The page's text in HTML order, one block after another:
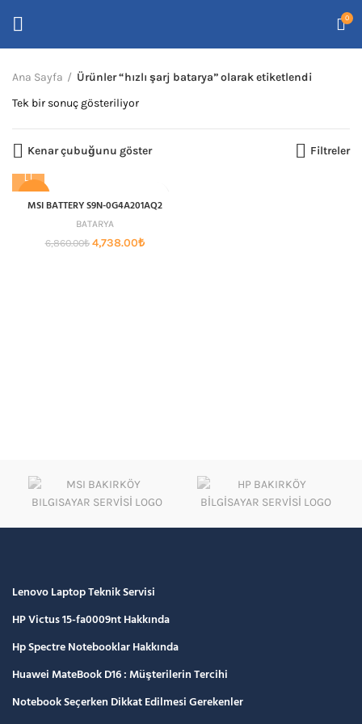
0
Ana Sayfa
Ürünler “hızlı şarj batarya” olarak etiketlendi
Tek bir sonuç gösteriliyor
Kenar çubuğunu göster Filtreler
MSI BATTERY S9N-0G4A201AQ2
BATARYA
6,860.00₺ Orijinal
4,738.00₺Şu
Lenovo Laptop Teknik Servisi
HP Victus 15-fa0009nt Hakkında
Hp Spectre Notebooklar Hakkında
Huawei MateBook D16 : Müşterilerin Tercihi
Notebook Seçerken Dikkat Edilmesi Gerekenler